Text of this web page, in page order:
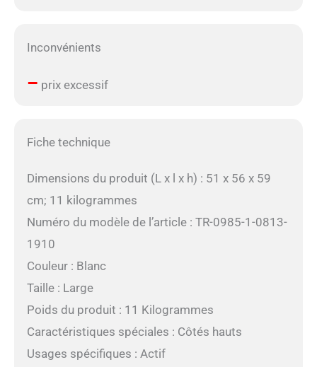
Inconvénients
– prix excessif
Fiche technique
Dimensions du produit (L x l x h) : 51 x 56 x 59
cm; 11 kilogrammes
Numéro du modèle de l’article : TR-0985-1-0813-
1910
Couleur : Blanc
Taille : Large
Poids du produit : 11 Kilogrammes
Caractéristiques spéciales : Côtés hauts
Usages spécifiques : Actif